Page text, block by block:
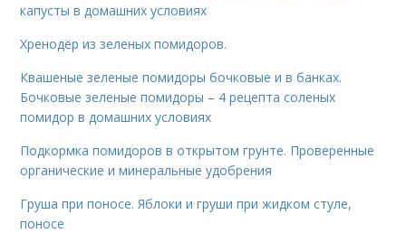
капусты в домашних условиях
Хренодёр из зеленых помидоров.
Квашеные зеленые помидоры бочковые и в банках.
Бочковые зеленые помидоры – 4 рецепта соленых
помидор в домашних условиях
Подкормка помидоров в открытом грунте. Проверенные
органические и минеральные удобрения
Груша при поносе. Яблоки и груши при жидком стуле,
поносе